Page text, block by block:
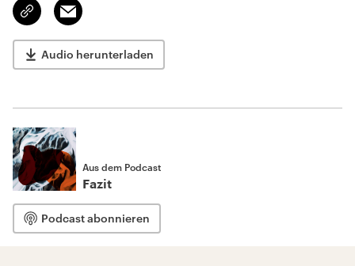
Link
kopieren/teilen
Email
Audio herunterladen
Aus dem Podcast
Fazit
Podcast abonnieren